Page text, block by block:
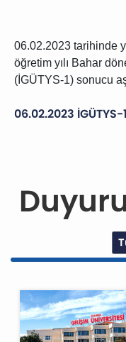
06.02.2023 tarihinde
öğretim yılı Bahar
(İGÜTYS-1) sonucu
06.02.2023